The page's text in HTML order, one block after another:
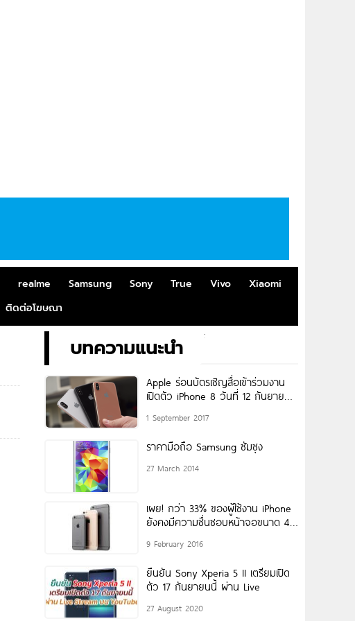
realme Samsung Sony True Vivo
Xiaomi
ติดต่อโฆษณา
บทความแนะนำ
Apple ร่อนบัตรเชิญสื่อเข้าร่วมงาน
เปิดตัว iPhone 8 วันที่ 12 กันยายน
1 September 2017
ราคามือถือ Samsung ซัมซุง
27 March 2014
เผย! กว่า 33% ของผู้ใช้งาน iPhone
ยังคงมีความชื่นชอบหน้าจอขนาด 4
9 February 2016
ยืนยัน Sony Xperia 5 II เตรียมเปิด
ตัว 17 กันยายนนี้ ผ่าน Live
27 August 2020